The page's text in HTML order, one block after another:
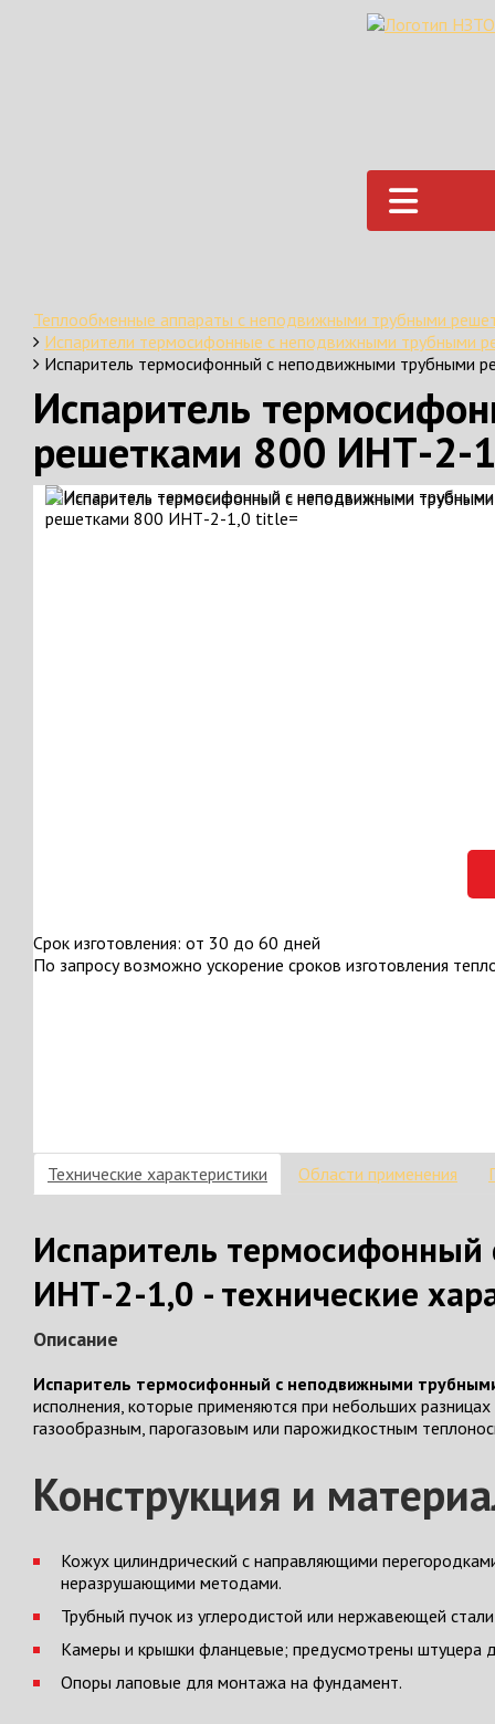
Теплообменные аппараты с неподвижными трубными
Испарители термосифонные с неподвижными трубными
Испаритель термосифонный с неподвижными трубными
Испаритель
решетками 800 ИНТ-2-
Срок изготовления: от 30 до 60 дней
По запросу возможно ускорение сроков изготовления
Технические характеристики Области применения
Испаритель
ИНТ-2-1,0 - технические
Описание
Испаритель термосифонный с неподвижными
исполнения, которые применяются при небольших
газообразным, парогазовым или парожидкостным
Конструкция и
Кожух цилиндрический с направляющими
неразрушающими методами.
Трубный пучок из углеродистой или нержавеющей
Камеры и крышки фланцевые; предусмотрены
Опоры лаповые для монтажа на фундамент.